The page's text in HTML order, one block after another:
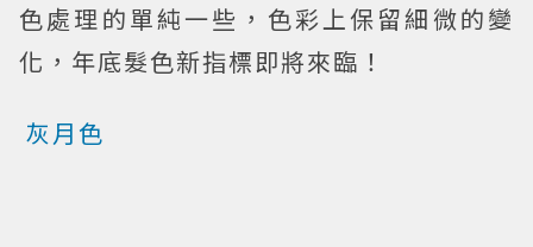
色處理的單純一些，色彩上保留細微的變
化，年底髮色新指標即將來臨！
灰月色